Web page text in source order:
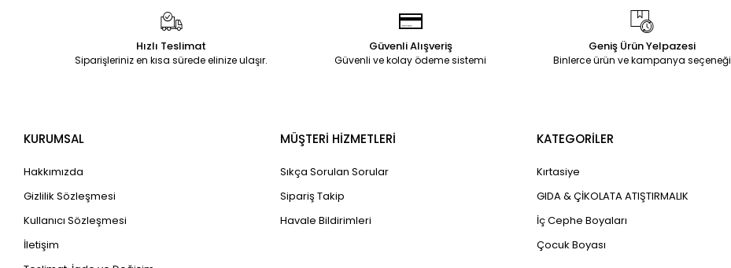
Hızlı Teslimat
Siparişleriniz en kısa sürede elinize ulaşır.
Güvenli Alışveriş
Güvenli ve kolay ödeme sistemi
Geniş Ürün Yelpazesi
Binlerce ürün ve kampanya seçeneği
KURUMSAL
Hakkımızda
Gizlilik Sözleşmesi
Kullanıcı Sözleşmesi
İletişim
MÜŞTERİ HİZMETLERİ
Sıkça Sorulan Sorular
Sipariş Takip
Havale Bildirimleri
KATEGORİLER
Kırtasiye
GIDA & ÇİKOLATA ATIŞTIRMALIK
İç Cephe Boyaları
Çocuk Boyası